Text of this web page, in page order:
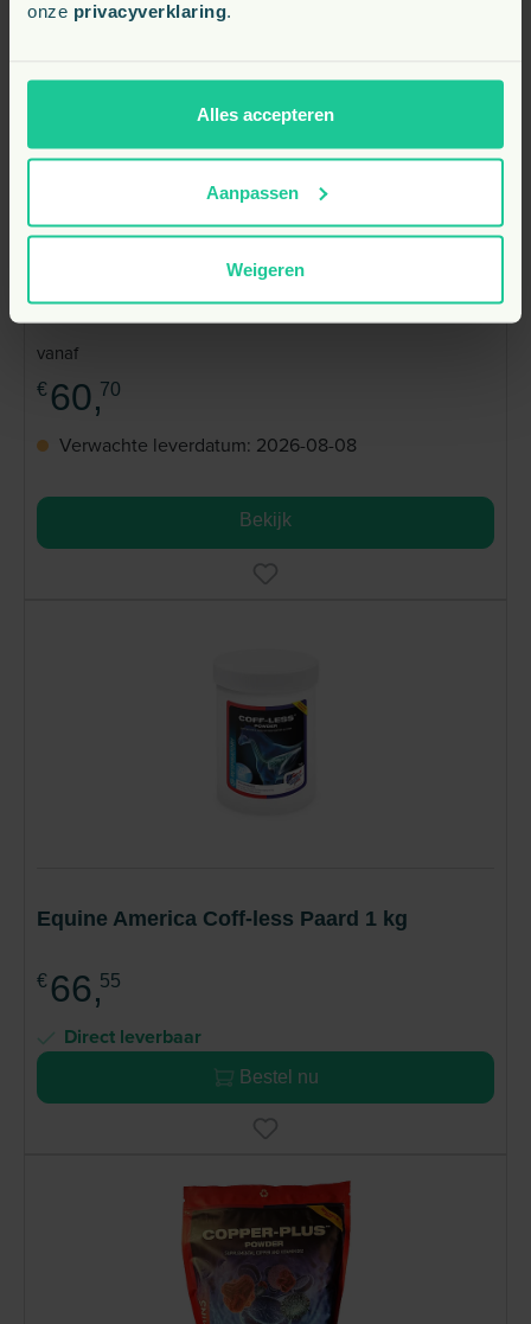
onze privacyverklaring.
Alles accepteren
Aanpassen
Weigeren
vanaf
€ 60,70
Verwachte leverdatum: 2026-08-08
Bekijk
Equine America Coff-less Paard 1 kg
€ 66,55
Direct leverbaar
Bestel nu